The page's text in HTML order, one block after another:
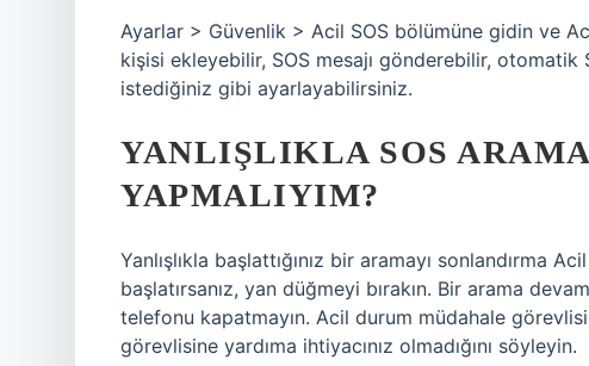
Ayarlar > Güvenlik > Acil SOS bölümüne gidin ve
kişisi ekleyebilir, SOS mesajı gönderebilir,
istediğiniz gibi ayarlayabilirsiniz.
YANLIŞLIKLA SOS
YAPMALIYIM?
Yanlışlıkla başlattığınız bir aramayı sonlandırma
başlatırsanız, yan düğmeyi bırakın. Bir arama
telefonu kapatmayın. Acil durum müdahale
görevlisine yardıma ihtiyacınız olmadığını söyleyin.